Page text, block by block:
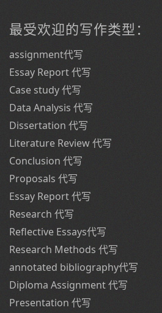
最受欢迎的写作类型：
assignment代写
Essay Report 代写
Case study 代写
Data Analysis 代写
Dissertation 代写
Literature Review 代写
Conclusion 代写
Proposals 代写
Essay Report 代写
Research 代写
Reflective Essays代写
Research Methods 代写
annotated bibliography代写
Diploma Assignment 代写
Presentation 代写